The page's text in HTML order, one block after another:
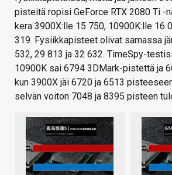
pisteitä ropisi GeForce RTX 2080 Ti -
kera 3900X:lle 15 750, 10900K:lle 16
319. Fysiikkapisteet olivat samassa
532, 29 813 ja 32 632. TimeSpy-
10900K sai 6794 3DMark-pistettä ja
kun 3900X jäi 6720 ja 6513
selvän voiton 7048 ja 8395 pisteen